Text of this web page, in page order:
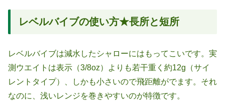
レベルバイブの使い方★長所と短所
レベルバイブは減水したシャローにはもってこいです。実
測ウエイトは表示（3/8oz）よりも若干重く約12g（サイ
レントタイプ）、しかも小さいので飛距離がでます。それ
なのに、浅いレンジを巻きやすいのが特徴です。